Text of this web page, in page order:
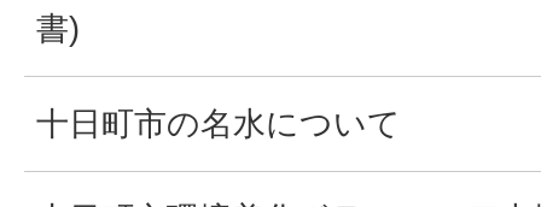
書)
十日町市の名水について